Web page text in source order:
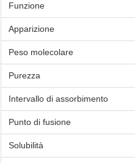
Funzione
Apparizione
Peso molecolare
Purezza
Intervallo di assorbimento
Punto di fusione
Solubilità